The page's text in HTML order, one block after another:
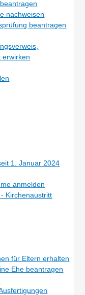
nachweisen
beantragen
erwirken
1. Januar 2024
anmelden
Kirchenaustritt
für Eltern erhalten
Ehe beantragen